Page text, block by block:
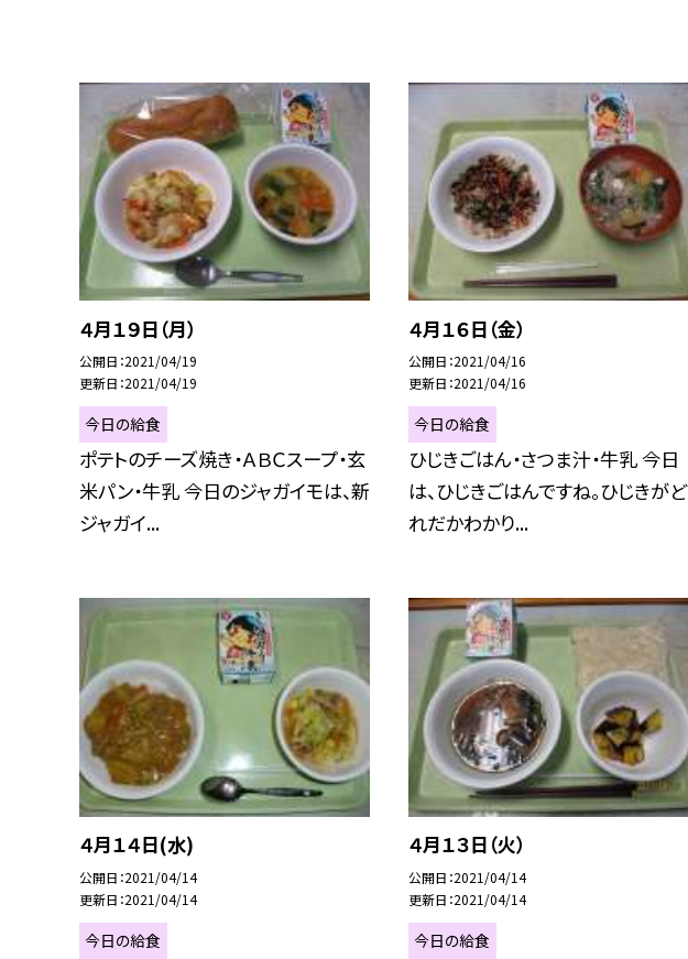
４月１９日（月）
公開日 2021/04/19
更新日 2021/04/19
今日の給食
ポテトのチーズ焼き・ＡＢＣスープ・玄
米パン・牛乳 今日のジャガイモは、新
ジャガイ...
４月１６日（金）
公開日 2021/04/16
更新日 2021/04/16
今日の給食
ひじきごはん・さつま汁・牛乳 今日
は、ひじきごはんですね。ひじきがど
れだかわかり...
４月１４日(水)
公開日 2021/04/14
更新日 2021/04/14
今日の給食
４月１３日（火）
公開日 2021/04/14
更新日 2021/04/14
今日の給食